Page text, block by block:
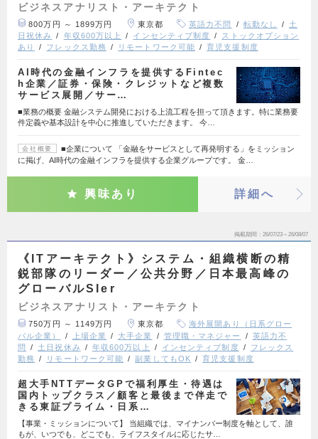
ビジネスアナリスト・アーキテクト
800万円 ～ 1899万円 東京都 英語力不問 転勤なし
土
日祝休み
年収600万以上 インセンティブ制度
ストックオプション
あり
フレックス勤務 リモートワーク可能 育児支援制度
AI時代の金融インフラを提供するFintec
h企業／証券・保険・クレジットなど複数
サービス展開／サー…
■業務の概要 金融システム開発における上流工程を担って頂きます。特に業務要
件定義や基本設計を中心に推進していただきます。 今…
会社概要
■企業について 「金融をサービスとして再発明する」をミッション
に掲げ、AI時代の金融インフラを提供する企業グループです。 金…
興味あり 詳細へ
掲載期間 26/07/23～26/08/07
《ITアーキテクト》システム・組織横断の精
鋭部隊のリーダー／公共分野／日本最高峰の
グローバルSIer
ビジネスアナリスト・アーキテクト
750万円 ～ 1149万円 東京都
海外展開あり（日系グロー
バル企業）
上場企業 大手企業 管理職・マネジャー
英語力不
問
土日祝休み 年収600万以上 インセンティブ制度
フレックス
勤務
リモートワーク可能 副業してもOK 育児支援制度
超大手NTTデータGPで福利厚生・待遇は
国内トップクラス／顧客と最後まで伴走で
きる東証プライム・日系…
【事業・ミッションについて】 当組織では、マイナンバー制度を軸として、誰
もが、いつでも、どこでも、ライフスタイルに応じたサ…